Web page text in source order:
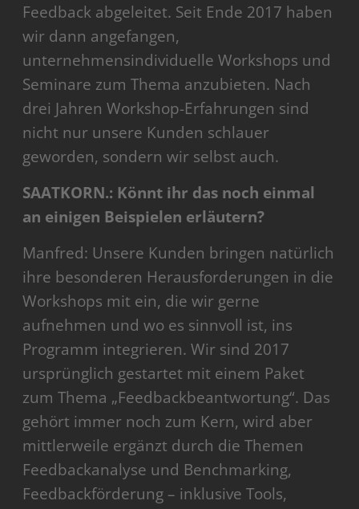
Feedback abgeleitet. Seit Ende 2017 haben
wir dann angefangen,
unternehmensindividuelle Workshops und
Seminare zum Thema anzubieten. Nach
drei Jahren Workshop-Erfahrungen sind
nicht nur unsere Kunden schlauer
geworden, sondern wir selbst auch.
SAATKORN.: Könnt ihr das noch einmal
an einigen Beispielen erläutern?
Manfred: Unsere Kunden bringen natürlich
ihre besonderen Herausforderungen in die
Workshops mit ein, die wir gerne
aufnehmen und wo es sinnvoll ist, ins
Programm integrieren. Wir sind 2017
ursprünglich gestartet mit einem Paket
zum Thema „Feedbackbeantwortung“. Das
gehört immer noch zum Kern, wird aber
mittlerweile ergänzt durch die Themen
Feedbackanalyse und Benchmarking,
Feedbackförderung – inklusive Tools,